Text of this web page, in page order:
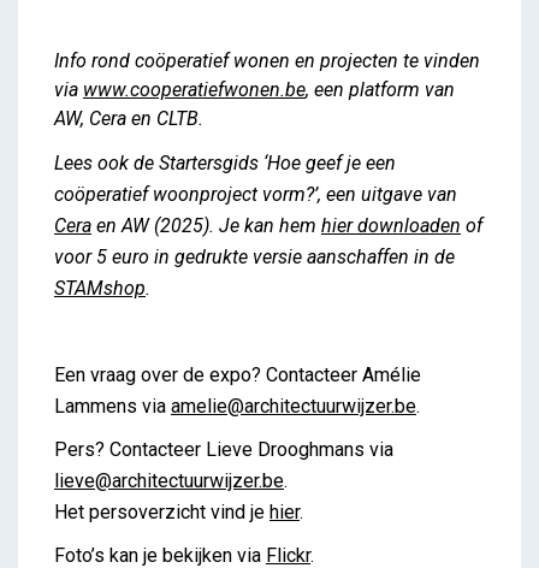
Info rond coöperatief wonen en projecten te vinden
via www.cooperatiefwonen.be, een platform van
AW, Cera en CLTB.
Lees ook de Startersgids ‘Hoe geef je een
coöperatief woonproject vorm?’, een uitgave van
Cera en AW (2025). Je kan hem hier downloaden of
voor 5 euro in gedrukte versie aanschaffen in de
STAMshop.
Een vraag over de expo? Contacteer Amélie
Lammens via amelie@architectuurwijzer.be.
Pers? Contacteer Lieve Drooghmans via
lieve@architectuurwijzer.be.
Het persoverzicht vind je hier.
Foto’s kan je bekijken via Flickr.